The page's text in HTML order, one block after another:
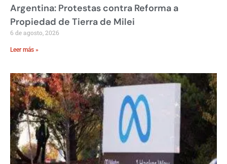
Argentina: Protestas contra Reforma a
Propiedad de Tierra de Milei
6 de agosto, 2026
Leer más »